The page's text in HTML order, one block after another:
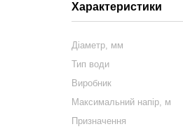
Характеристики
Діаметр, мм
Тип води
Виробник
Максимальний напір, м
Призначення